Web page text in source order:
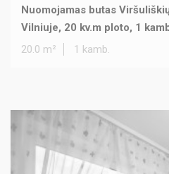
Nuomojamas butas
Vilniuje, 20 kv.m ploto, 1
20.0 m²
1 kamb.